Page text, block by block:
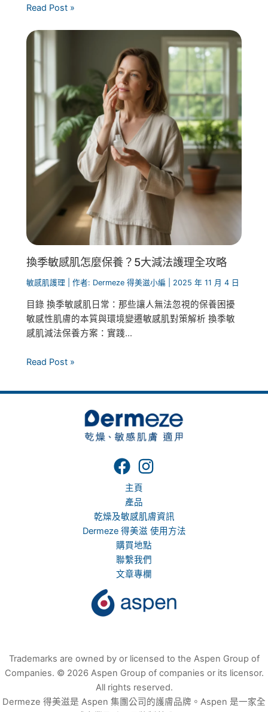
Read Post »
換季敏感肌怎麼保養？5大減法護理全攻略
敏感肌護理 | 作者: Dermeze 得美滋小編 2025 年 11 月 4 日
目錄 換季敏感肌日常：那些讓人無法忽視的保養困擾
敏感性肌膚的本質與環境變遷敏感肌對策解析 換季敏
感肌減法保養方案：實踐...
Read Post »
主頁
產品
乾燥及敏感肌膚資訊
Dermeze 得美滋 使用方法
購買地點
聯繫我們
文章專欄
Trademarks are owned by or licensed to the Aspen Group of
Companies. © 2026 Aspen Group of companies or its licensor.
All rights reserved.
Dermeze 得美滋是 Aspen 集團公司的護膚品牌。Aspen 是一家全